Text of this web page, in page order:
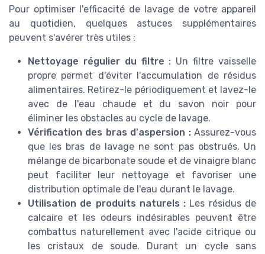
Pour optimiser l'efficacité de lavage de votre appareil
au quotidien, quelques astuces supplémentaires
peuvent s'avérer très utiles :
Nettoyage régulier du filtre : Un filtre vaisselle
propre permet d'éviter l'accumulation de résidus
alimentaires. Retirez-le périodiquement et lavez-le
avec de l'eau chaude et du savon noir pour
éliminer les obstacles au cycle de lavage.
Vérification des bras d'aspersion :Assurez-vous
que les bras de lavage ne sont pas obstrués. Un
mélange de bicarbonate soude et de vinaigre blanc
peut faciliter leur nettoyage et favoriser une
distribution optimale de l'eau durant le lavage.
Utilisation de produits naturels : Les résidus de
calcaire et les odeurs indésirables peuvent être
combattus naturellement avec l'acide citrique ou
les cristaux de soude. Durant un cycle sans